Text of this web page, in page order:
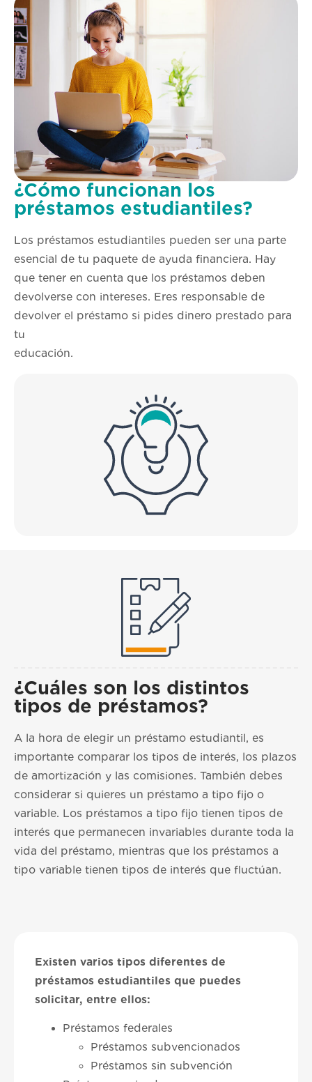
¿Cómo funcionan los
préstamos estudiantiles?
Los préstamos estudiantiles pueden ser una parte
esencial de tu paquete de ayuda financiera. Hay
que tener en cuenta que los préstamos deben
devolverse con intereses. Eres responsable de
devolver el préstamo si pides dinero prestado para
tu
¿Cuáles son los distintos
tipos de préstamos?
A la hora de elegir un préstamo estudiantil, es
importante comparar los tipos de interés, los plazos
de amortización y las comisiones. También debes
considerar si quieres un préstamo a tipo fijo o
variable. Los préstamos a tipo fijo tienen tipos de
interés que permanecen invariables durante toda la
vida del préstamo, mientras que los préstamos a
tipo variable tienen tipos de interés que fluctúan.
Existen varios tipos diferentes de
préstamos estudiantiles que puedes
solicitar, entre ellos:
Préstamos federales
Préstamos subvencionados
Préstamos sin subvención